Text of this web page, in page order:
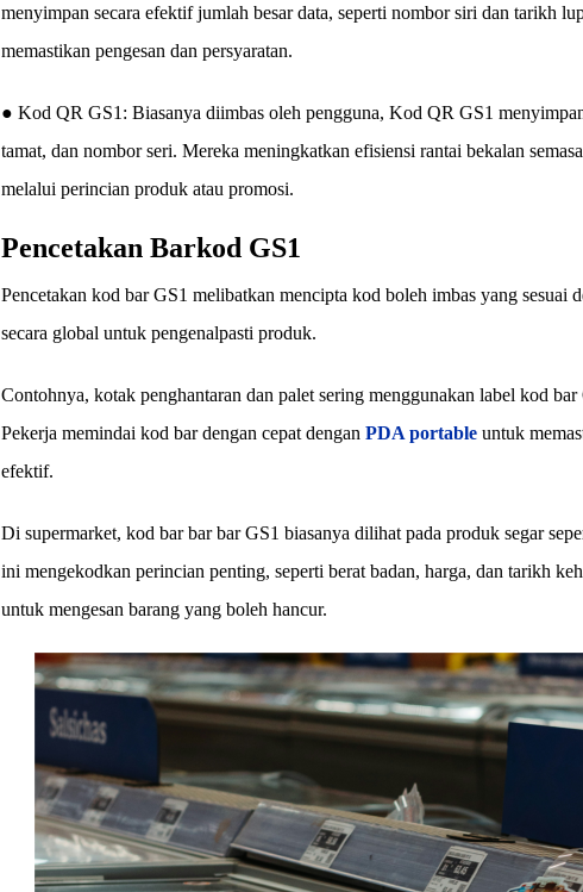
menyimpan secara efektif jumlah besar data, seperti nombor siri dan tarikh
memastikan pengesan dan persyaratan.
● Kod QR GS1: Biasanya diimbas oleh pengguna, Kod QR GS1
tamat, dan nombor seri. Mereka meningkatkan efisiensi rantai bekalan
melalui perincian produk atau promosi.
Pencetakan Barkod GS1
Pencetakan kod bar GS1 melibatkan mencipta kod boleh imbas yang sesuai
secara global untuk pengenalpasti produk.
Contohnya, kotak penghantaran dan palet sering menggunakan label kod
Pekerja memindai kod bar dengan cepat denganPDA portable untuk
efektif.
Di supermarket, kod bar bar bar GS1 biasanya dilihat pada produk segar
ini mengekodkan perincian penting, seperti berat badan, harga, dan tarikh
untuk mengesan barang yang boleh hancur.